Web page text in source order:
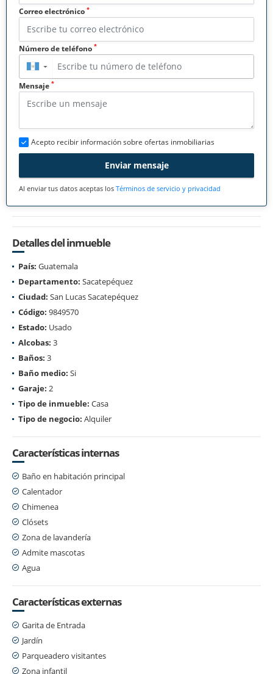
Correo electrónico *
Número de teléfono *
▼
Mensaje *
Acepto recibir información sobre ofertas inmobiliarias
Enviar mensaje
Al enviar tus datos aceptas los Términos de servicio y privacidad
Detalles del inmueble
País: Guatemala
Departamento: Sacatepéquez
Ciudad: San Lucas Sacatepéquez
Código: 9849570
Estado: Usado
Alcobas: 3
Baños: 3
Baño medio: Si
Garaje: 2
Tipo de inmueble: Casa
Tipo de negocio: Alquiler
Características internas
Baño en habitación principal
Calentador
Chimenea
Clósets
Zona de lavandería
Admite mascotas
Agua
Características externas
Garita de Entrada
Jardín
Parqueadero visitantes
Zona infantil